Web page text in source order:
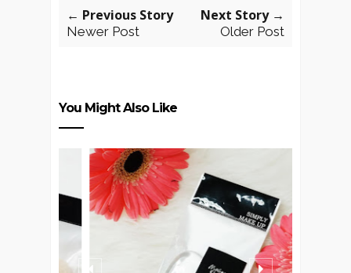
← Previous Story
Newer Post
Next Story →
Older Post
You Might Also Like